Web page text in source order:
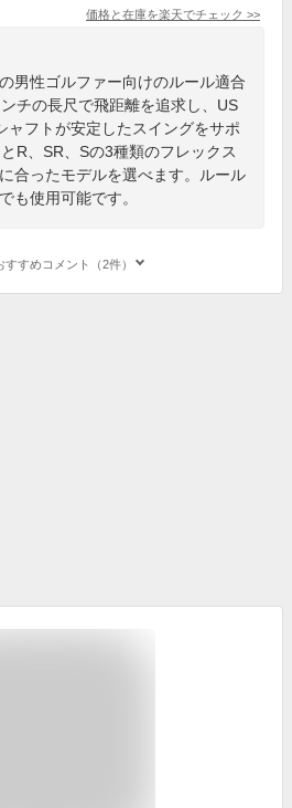
価格と在庫を楽天でチェック >>
男性ゴルファー向けのルール適合
チの長尺で飛距離を追求し、US
ャフトが安定したスイングをサポ
R、SR、Sの3種類のフレックス
合ったモデルを選べます。ルール
も使用可能です。
すすめコメント（2件）